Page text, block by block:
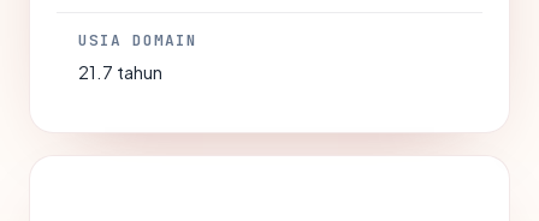
USIA DOMAIN
21.7 tahun